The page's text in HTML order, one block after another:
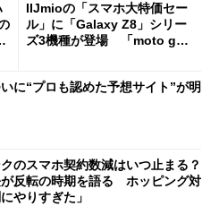
IIJmioの「スマホ大特価セー
ル」に「Galaxy Z8」シリー
ズ3機種が登場 「moto g37
いに“プロも認めた予想サイト”が明
のスマホ契約数減はいつ止まる？
反転の時期を語る ホッピング対
やりすぎた」